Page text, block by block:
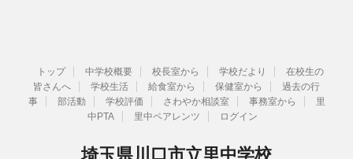
トップ 中学校概要 校長室から 学校だより
在校生の
皆さんへ
学校生活 給食室から 保健室から
過去の行
事
部活動 学校評価 さわやか相談室 事務室から
里
中PTA
里中ペアレンツ ログイン
埼玉県川口市立里中学校